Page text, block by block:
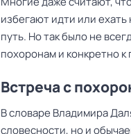
избегают идти или
путь. Но так было не
похоронам и конкретно
Встреча с
В словаре Владимира
словесности, но и